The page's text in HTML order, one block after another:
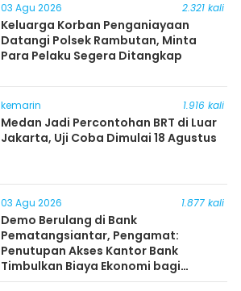
03 Agu 2026 2.321 kali
Keluarga Korban Penganiayaan
Datangi Polsek Rambutan, Minta
Para Pelaku Segera Ditangkap
kemarin 1.916 kali
Medan Jadi Percontohan BRT di Luar
Jakarta, Uji Coba Dimulai 18 Agustus
03 Agu 2026 1.877 kali
Demo Berulang di Bank
Pematangsiantar, Pengamat:
Penutupan Akses Kantor Bank
Timbulkan Biaya Ekonomi bagi
Masyarakat